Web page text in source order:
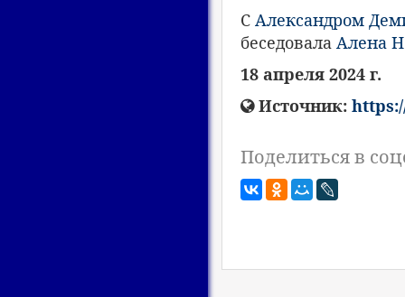
С Александром
беседовала Алена
18 апреля 2024 г.
Источник:
Поделиться в